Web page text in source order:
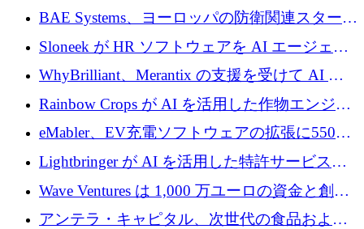
オを拡大するためにシリーズ A で 1,300 万ド
ルを調達
BAE Systems、ヨーロッパの防衛関連スタート
アップの規模拡大を支援するために 5,000 万
ユーロの支援を開始
Sloneek が HR ソフトウェアを AI エージェン
トに変えるために 600 万ドルを調達
WhyBrilliant、Merantix の支援を受けて AI 求
人マッチングを拡大するために 100 万ユーロ
Rainbow Crops が AI を活用した作物エンジニ
アリングを拡張するために 970 万ユーロを調
eMabler、EV充電ソフトウェアの拡張に550万
ユーロを確保
Lightbringer が AI を活用した特許サービスを
拡大するために 1,000 万ドルを調達
Wave Ventures は 1,000 万ユーロの資金と創設
者補助金で 10 周年を迎える
アンテラ・キャピタル、次世代の食品および